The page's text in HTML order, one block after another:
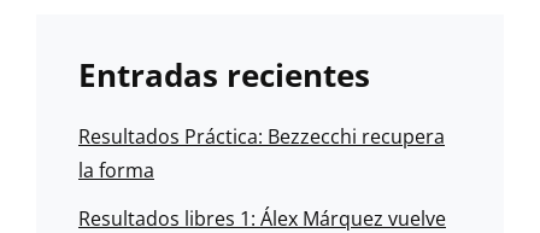
Entradas recientes
Resultados Práctica: Bezzecchi recupera
la forma
Resultados libres 1: Álex Márquez vuelve